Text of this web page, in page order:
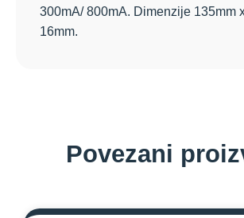
300mA/ 800mA. Dimenzije 135mm
16mm.
Povezani